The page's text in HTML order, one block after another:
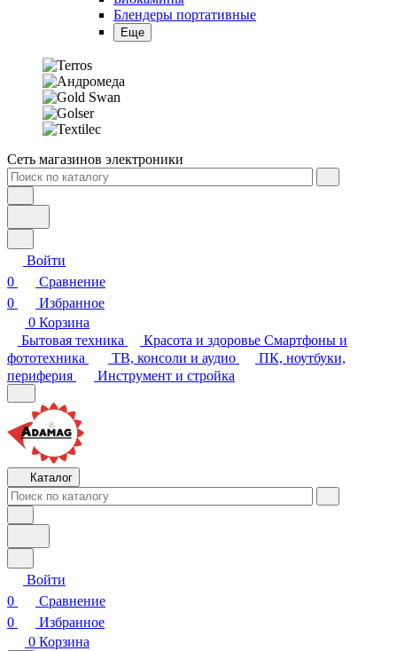
Еще
Сеть магазинов электроники
Сравнение
0
Избранное
Корзина
Бытовая техника
фототехника
ТВ, консоли и аудио
ПК, ноутбуки,
периферия
Инструмент и стройка
Каталог
Сравнение
0
Избранное
Корзина